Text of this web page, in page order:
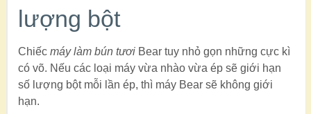
lượng bột
Chiếc máy làm bún tươi Bear tuy nhỏ gọn những cực kì
có võ. Nếu các loại máy vừa nhào vừa ép sẽ giới hạn
số lượng bột mỗi lần ép, thì máy Bear sẽ không giới
hạn.